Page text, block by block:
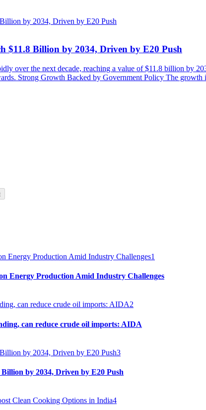
$11.8 Billion by 2034, Driven by E20 Push
over the next decade, reaching a value of $11.8 billion by
Strong Growth Backed by Government Policy The
1
Energy Production Amid Industry Challenges
2
can reduce crude oil imports: AIDA
3
by 2034, Driven by E20 Push
4